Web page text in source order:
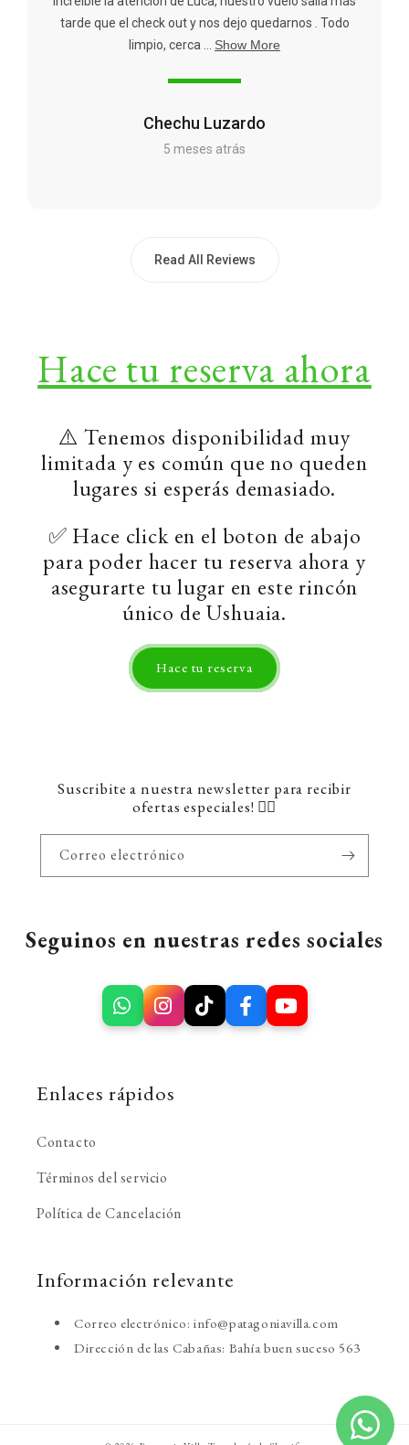
Chechu Luzardo
5 meses atrás
tarde que el check out y nos dejo quedarnos . Todo
limpio, cerca ...
Show More
Read All Reviews
Hace tu reserva ahora
⚠️ Tenemos disponibilidad muy
limitada y es común que no queden
lugares si esperás demasiado.
✅ Hace click en el boton de abajo
para poder hacer tu reserva ahora y
asegurarte tu lugar en este rincón
único de Ushuaia.
Hace tu reserva
Suscribite a nuestra newsletter para recibir
ofertas especiales! 👇🏼
Correo electrónico
Seguinos en nuestras redes sociales
Enlaces rápidos
Contacto
Términos del servicio
Política de Cancelación
Información relevante
Correo electrónico: info@patagoniavilla.com
Dirección de las Cabañas: Bahía buen suceso 563